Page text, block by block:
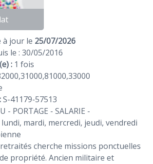
à jour le 25/07/2026
le : 30/05/2016
: 1 fois
,31000,81000,33000
S-41179-57513
- PORTAGE - SALARIE -
lundi, mardi, mercredi, jeudi, vendredi
cherche missions ponctuelles
propriété. Ancien militaire et